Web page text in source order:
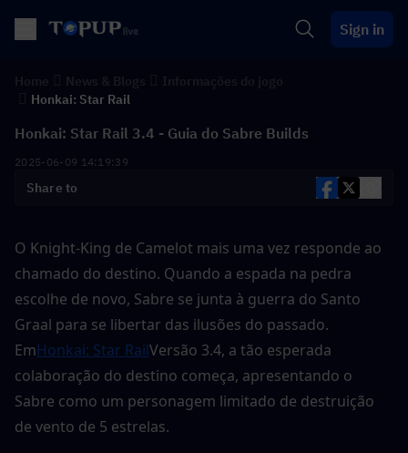
Sign in
Honkai: Star Rail
Honkai: Star Rail 3.4 - Guia do Sabre Builds
2025-06-09 14:19:39
Share to
O Knight-King de Camelot mais uma vez responde ao
chamado do destino. Quando a espada na pedra
escolhe de novo, Sabre se junta à guerra do Santo
Graal para se libertar das ilusões do passado.
EmHonkai: Star RailVersão 3.4, a tão esperada
colaboração do destino começa, apresentando o
Sabre como um personagem limitado de destruição
de vento de 5 estrelas.